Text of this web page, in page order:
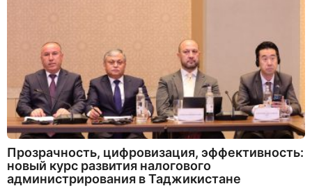
Прозрачность, цифровизация, эффективность:
новый курс развития налогового
администрирования в Таджикистане